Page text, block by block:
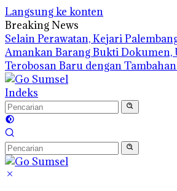
Langsung ke konten
Breaking News
Selain Perawatan, Kejari
Amankan Barang Bukti Dokumen,
Terobosan Baru dengan
Indeks